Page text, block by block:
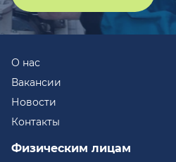
О нас
Вакансии
Новости
Контакты
Физическим лицам